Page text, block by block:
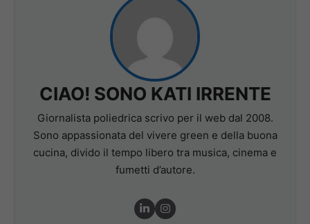
CIAO! SONO KATI IRRENTE
Giornalista poliedrica scrivo per il web dal 2008.
Sono appassionata del vivere green e della buona
cucina, divido il tempo libero tra musica, cinema e
fumetti d’autore.